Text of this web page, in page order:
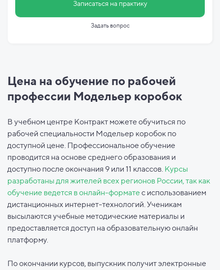
Записаться на практику
Задать вопрос
Цена на обучение по рабочей
профессии Модельер коробок
В учебном центре Контракт можете обучиться по
рабочей специальности Модельер коробок по
доступной цене. Профессиональное обучение
проводится на основе среднего образования и
доступно после окончания 9 или 11 классов. Курсы
разработаны для жителей всех регионов России, так как
обучение ведется в онлайн-формате с использованием
дистанционных интернет-технологий. Ученикам
высылаются учебные методические материалы и
предоставляется доступ на образовательную онлайн
платформу.
По окончании курсов, выпускник получит электронные